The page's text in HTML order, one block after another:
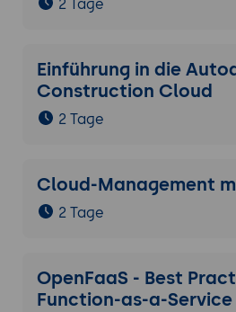
Stakeholder-Plan, KPI-
2 Tage
Einführung in die
Construction Cloud
2 Tage
Cloud-Management
2 Tage
OpenFaaS - Best
Function-as-a-Service